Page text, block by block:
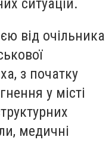
ситуацій.
від очільника
з початку
у місті
медичні